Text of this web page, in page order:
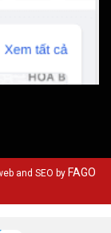
and SEO by FAGO